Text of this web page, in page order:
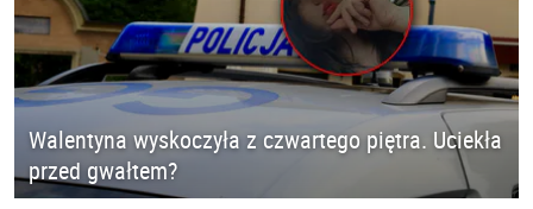
Walentyna wyskoczyła z czwartego piętra. Uciekła
przed gwałtem?